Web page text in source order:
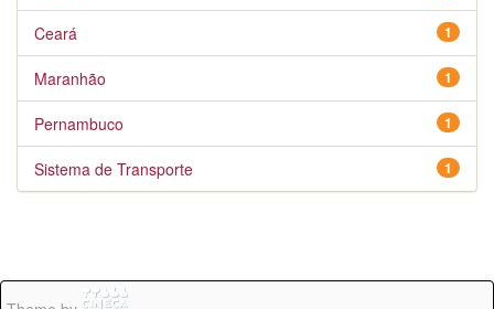
1
Ceará
1
Maranhão
1
Pernambuco
1
Sistema de Transporte